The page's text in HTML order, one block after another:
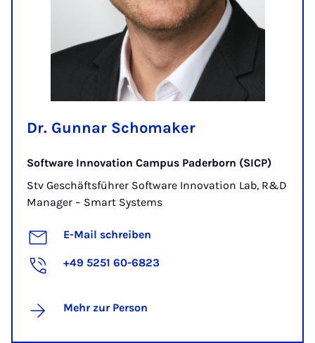
Dr. Gunnar Schomaker
Software Innovation Campus Paderborn (SICP)
Stv Geschäftsführer Software Innovation Lab, R&D
Manager – Smart Systems
E-Mail schreiben
+49 5251 60-6823
Mehr zur Person